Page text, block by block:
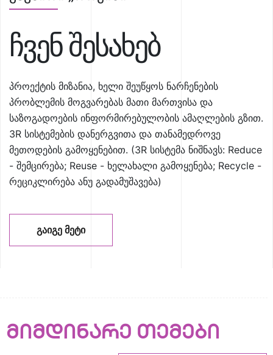
ჩვენ შესახებ
პროექტის მიზანია, ხელი შეუწყოს ნარჩენების
პრობლემის მოგვარებას მათი მართვისა და
საზოგადოების ინფორმირებულობის ამაღლების გზით.
3R სისტემების დანერგვითა და თანამედროვე
მეთოდების გამოყენებით. (3R სისტემა ნიშნავს: Reduce
- შემცირება; Reuse - ხელახალი გამოყენება; Recycle -
რეციკლირება ანუ გადამუშავება)
ᲒᲐᲘᲒᲔ ᲛᲔᲢᲘ
მიმდინარე თემები